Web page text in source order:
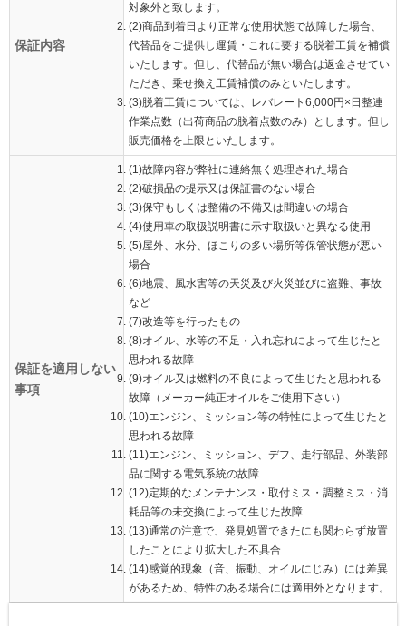
保証内容
対象外と致します。
(2)商品到着日より正常な使用状態で故障した場合、
代替品をご提供し運賃・これに要する脱着工賃を補償
いたします。但し、代替品が無い場合は返金させてい
ただき、乗せ換え工賃補償のみといたします。
(3)脱着工賃については、レバレート6,000円×日整連
作業点数（出荷商品の脱着点数のみ）とします。但し
販売価格を上限といたします。
保証を適用しない
事項
(1)故障内容が弊社に連絡無く処理された場合
(2)破損品の提示又は保証書のない場合
(3)保守もしくは整備の不備又は間違いの場合
(4)使用車の取扱説明書に示す取扱いと異なる使用
(5)屋外、水分、ほこりの多い場所等保管状態が悪い
場合
(6)地震、風水害等の天災及び火災並びに盗難、事故
など
(7)改造等を行ったもの
(8)オイル、水等の不足・入れ忘れによって生じたと
思われる故障
(9)オイル又は燃料の不良によって生じたと思われる
故障（メーカー純正オイルをご使用下さい）
(10)エンジン、ミッション等の特性によって生じたと
思われる故障
(11)エンジン、ミッション、デフ、走行部品、外装部
品に関する電気系統の故障
(12)定期的なメンテナンス・取付ミス・調整ミス・消
耗品等の未交換によって生じた故障
(13)通常の注意で、発見処置できたにも関わらず放置
したことにより拡大した不具合
(14)感覚的現象（音、振動、オイルにじみ）には差異
があるため、特性のある場合には適用外となります。